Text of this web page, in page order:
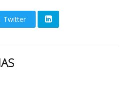
Twitter